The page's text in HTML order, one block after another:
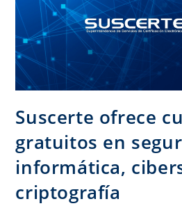
Suscerte ofrece
gratuitos en
informática,
criptografía